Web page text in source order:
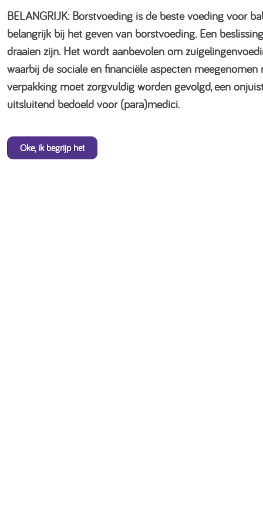
BELANGRIJK: Borstvoeding is de beste voeding voor
belangrijk bij het geven van borstvoeding. Een
draaien zijn. Het wordt aanbevolen om
waarbij de sociale en financiële aspecten
verpakking moet zorgvuldig worden gevolgd, een
uitsluitend bedoeld voor (para)medici.
Oke, ik begrijp het